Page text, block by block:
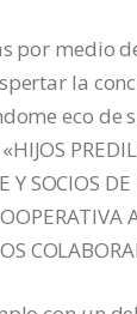
por medio
la
eco de
Y SOCIOS